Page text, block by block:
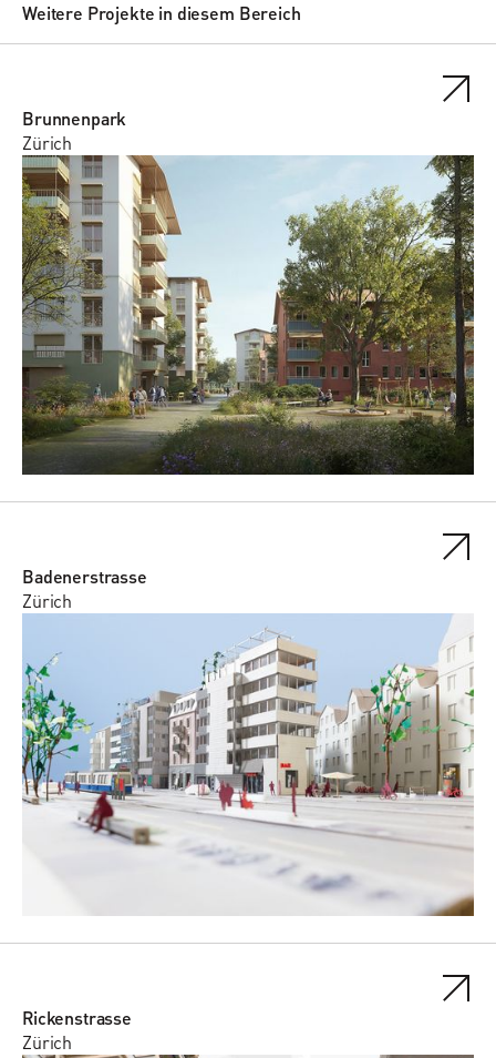
Weitere Projekte in diesem Bereich
Brunnenpark
Zürich
Badenerstrasse
Zürich
Rickenstrasse
Zürich